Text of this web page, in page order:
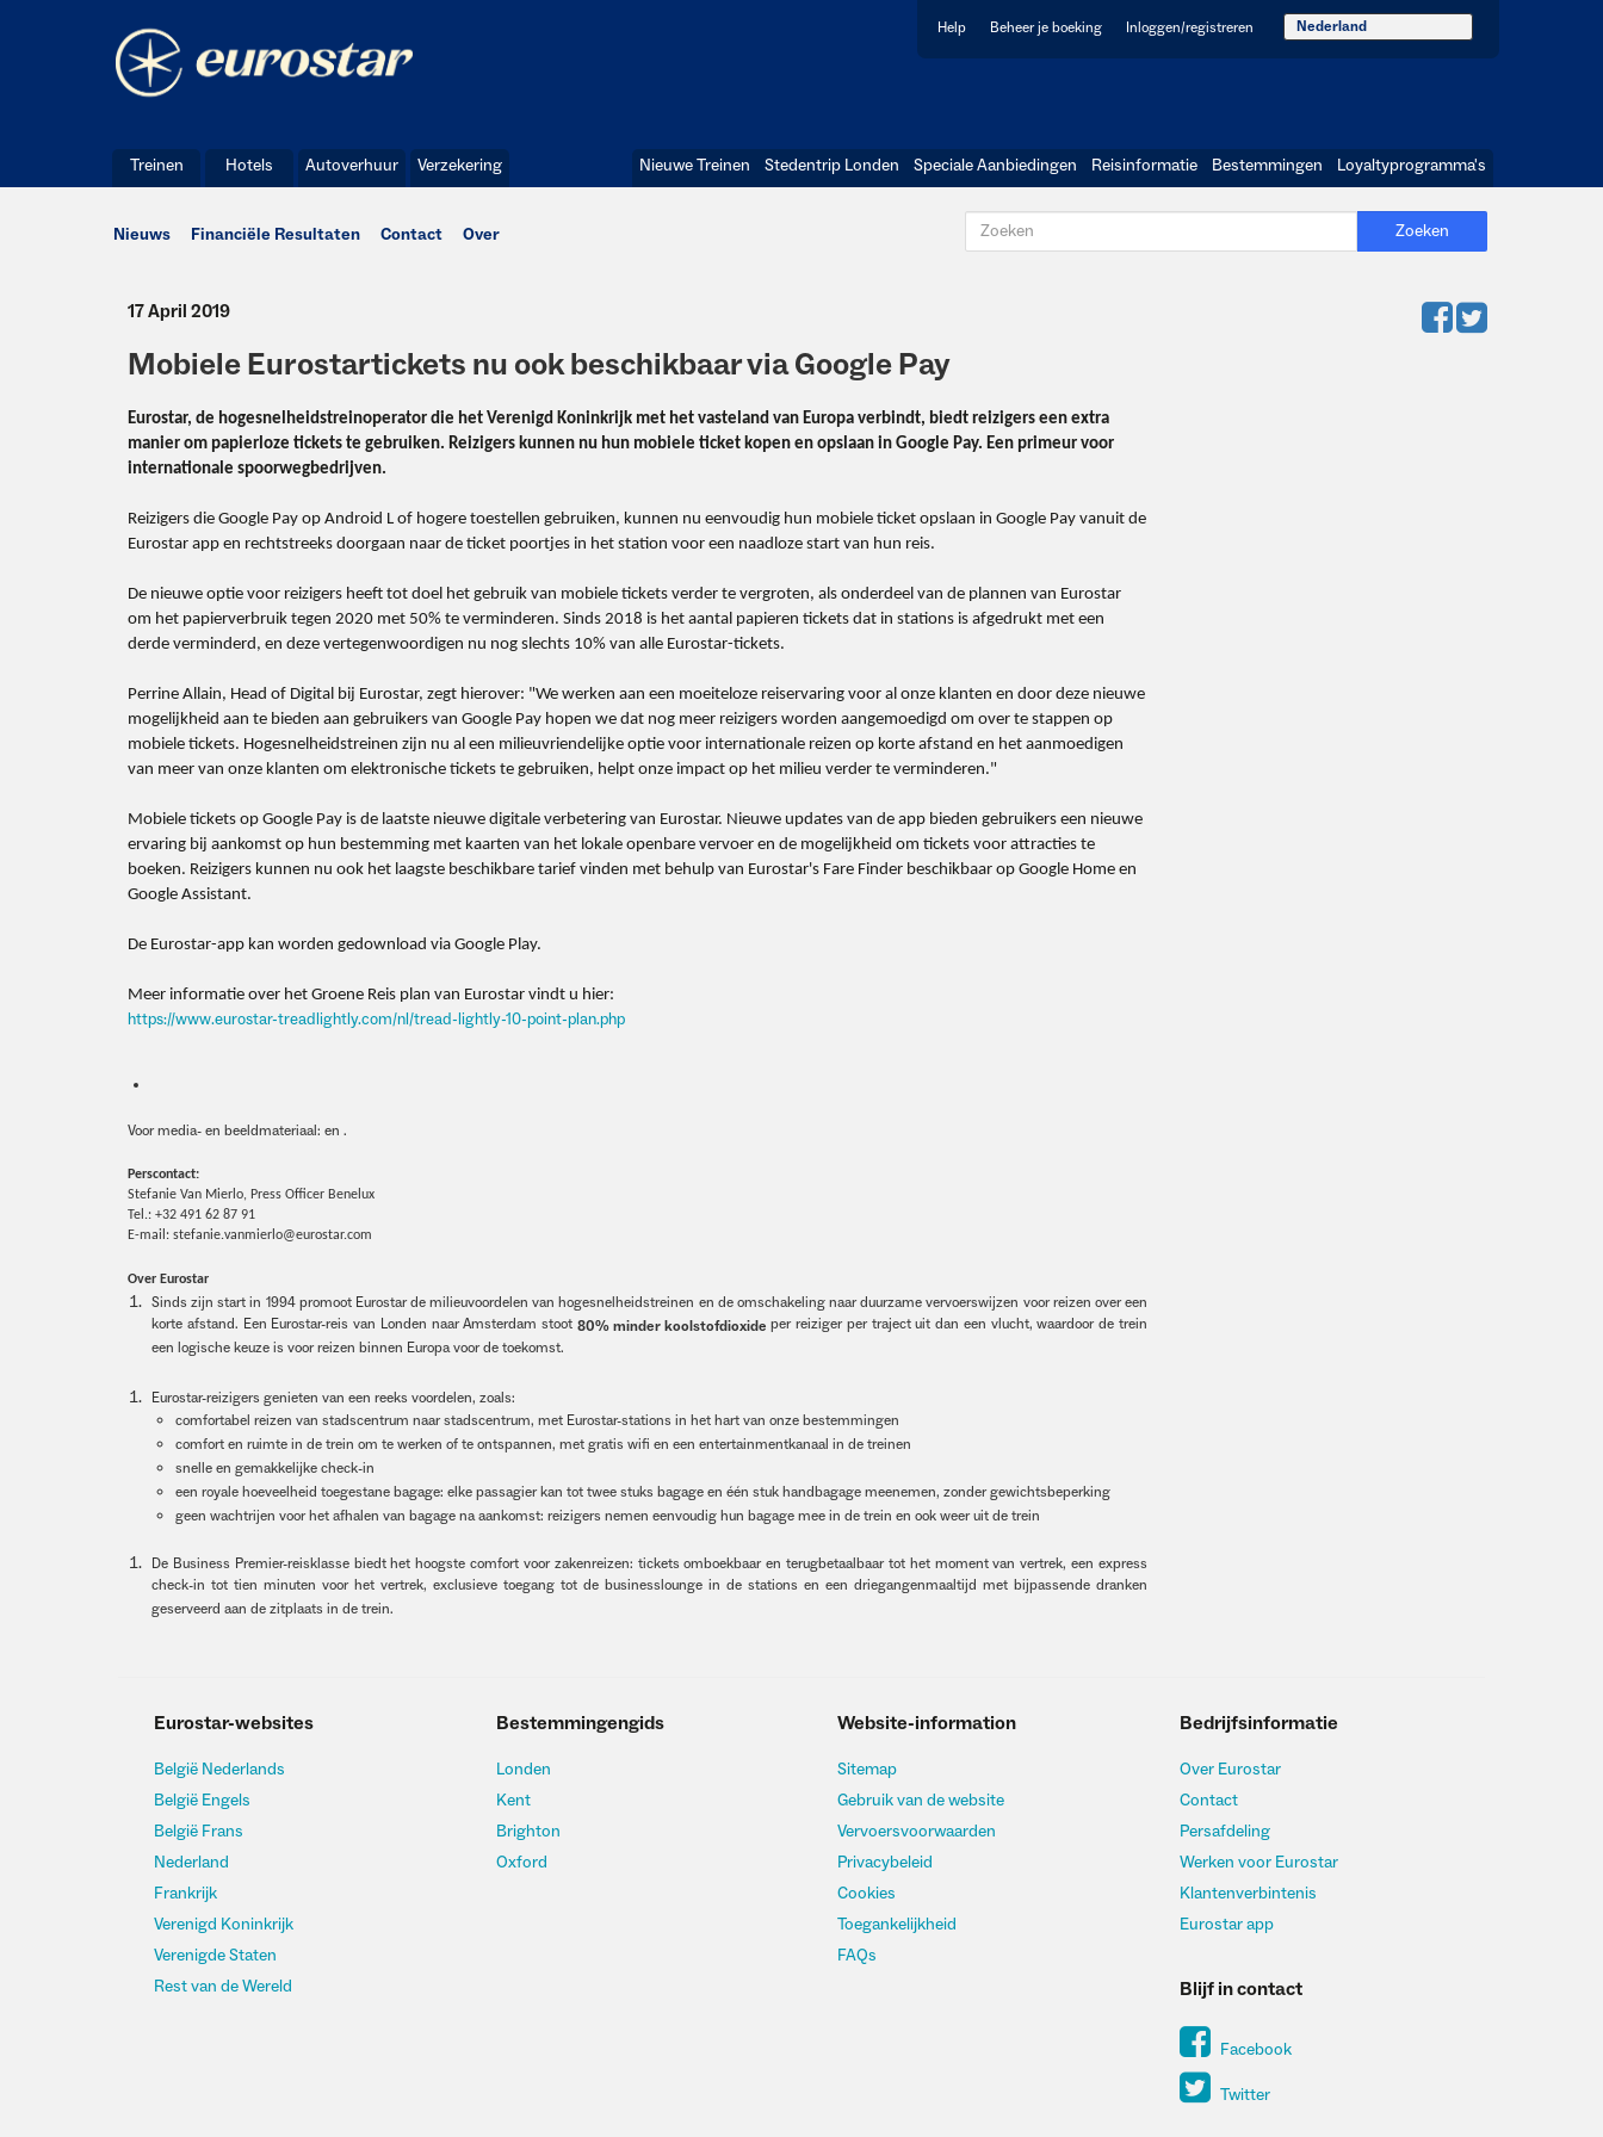
Help Beheer je boeking Inloggen/registreren Nederland
Treinen Hotels Autoverhuur Verzekering Nieuwe Treinen Stedentrip Londen Speciale Aanbiedingen Reisinformatie Bestemmingen Loyaltyprogramma's
Nieuws Financiële Resultaten Contact Over Zoeken
17 April 2019
Mobiele Eurostartickets nu ook beschikbaar via Google Pay
Eurostar, de hogesnelheidstreinoperator die het Verenigd Koninkrijk met het vasteland van Europa verbindt, biedt reizigers een extra
manier om papierloze tickets te gebruiken. Reizigers kunnen nu hun mobiele ticket kopen en opslaan in Google Pay. Een primeur voor
internationale spoorwegbedrijven.
Reizigers die Google Pay op Android L of hogere toestellen gebruiken, kunnen nu eenvoudig hun mobiele ticket opslaan in Google Pay vanuit de
Eurostar app en rechtstreeks doorgaan naar de ticket poortjes in het station voor een naadloze start van hun reis.
De nieuwe optie voor reizigers heeft tot doel het gebruik van mobiele tickets verder te vergroten, als onderdeel van de plannen van Eurostar
om het papierverbruik tegen 2020 met 50% te verminderen. Sinds 2018 is het aantal papieren tickets dat in stations is afgedrukt met een
derde verminderd, en deze vertegenwoordigen nu nog slechts 10% van alle Eurostar-tickets.
Perrine Allain, Head of Digital bij Eurostar, zegt hierover: "We werken aan een moeiteloze reiservaring voor al onze klanten en door deze nieuwe
mogelijkheid aan te bieden aan gebruikers van Google Pay hopen we dat nog meer reizigers worden aangemoedigd om over te stappen op
mobiele tickets. Hogesnelheidstreinen zijn nu al een milieuvriendelijke optie voor internationale reizen op korte afstand en het aanmoedigen
van meer van onze klanten om elektronische tickets te gebruiken, helpt onze impact op het milieu verder te verminderen."
Mobiele tickets op Google Pay is de laatste nieuwe digitale verbetering van Eurostar. Nieuwe updates van de app bieden gebruikers een nieuwe
ervaring bij aankomst op hun bestemming met kaarten van het lokale openbare vervoer en de mogelijkheid om tickets voor attracties te
boeken. Reizigers kunnen nu ook het laagste beschikbare tarief vinden met behulp van Eurostar's Fare Finder beschikbaar op Google Home en
Google Assistant.
De Eurostar-app kan worden gedownload via Google Play.
Meer informatie over het Groene Reis plan van Eurostar vindt u hier:
https://www.eurostar-treadlightly.com/nl/tread-lightly-10-point-plan.php
Voor media- en beeldmateriaal: en .
Perscontact:
Stefanie Van Mierlo, Press Officer Benelux
Tel.: +32 491 62 87 91
E-mail: stefanie.vanmierlo@eurostar.com
Over Eurostar
Sinds zijn start in 1994 promoot Eurostar de milieuvoordelen van hogesnelheidstreinen en de omschakeling naar duurzame vervoerswijzen voor reizen over een
korte afstand. Een Eurostar-reis van Londen naar Amsterdam stoot 80% minder koolstofdioxide per reiziger per traject uit dan een vlucht, waardoor de trein
een logische keuze is voor reizen binnen Europa voor de toekomst.
Eurostar-reizigers genieten van een reeks voordelen, zoals:
comfortabel reizen van stadscentrum naar stadscentrum, met Eurostar-stations in het hart van onze bestemmingen
comfort en ruimte in de trein om te werken of te ontspannen, met gratis wifi en een entertainmentkanaal in de treinen
snelle en gemakkelijke check-in
een royale hoeveelheid toegestane bagage: elke passagier kan tot twee stuks bagage en één stuk handbagage meenemen, zonder gewichtsbeperking
geen wachtrijen voor het afhalen van bagage na aankomst: reizigers nemen eenvoudig hun bagage mee in de trein en ook weer uit de trein
De Business Premier-reisklasse biedt het hoogste comfort voor zakenreizen: tickets omboekbaar en terugbetaalbaar tot het moment van vertrek, een express
check-in tot tien minuten voor het vertrek, exclusieve toegang tot de businesslounge in de stations en een driegangenmaaltijd met bijpassende dranken
geserveerd aan de zitplaats in de trein.
Eurostar-websites
België Nederlands
België Engels
België Frans
Nederland
Frankrijk
Verenigd Koninkrijk
Verenigde Staten
Rest van de Wereld
Bestemmingengids
Londen
Kent
Brighton
Oxford
Website-information
Sitemap
Gebruik van de website
Vervoersvoorwaarden
Privacybeleid
Cookies
Toegankelijkheid
FAQs
Bedrijfsinformatie
Over Eurostar
Contact
Persafdeling
Werken voor Eurostar
Klantenverbintenis
Eurostar app
Blijf in contact
Facebook
Twitter